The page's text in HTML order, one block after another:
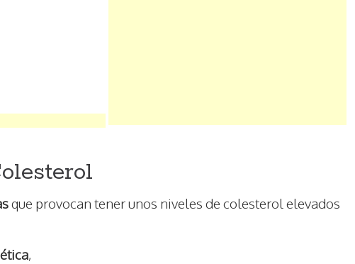
que provocan tener unos niveles de colesterol elevados
,